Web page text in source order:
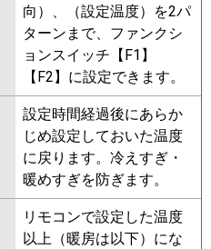
向）、（設定温度）を2パ
ターンまで、ファンクシ
ョンスイッチ【F1】
【F2】に設定できます。
設定時間経過後にあらか
じめ設定しておいた温度
に戻ります。冷えすぎ・
暖めすぎを防ぎます。
リモコンで設定した温度
以上（暖房は以下）にな